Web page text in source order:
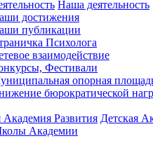
Наша деятельность
достижения
публикации
Психолога
взаимодействие
Фестивали
опорная
бюрократической
Академия Развития Детская
Академии